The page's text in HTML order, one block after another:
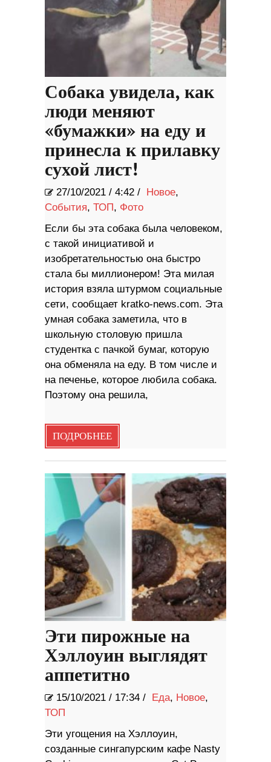
Собака увидела, как
люди меняют
«бумажки» на еду и
принесла к прилавку
сухой лист!
27/10/2021 / 4:42 / Новое,
События, ТОП, Фото
Если бы эта собака была человеком,
с такой инициативой и
изобретательностью она быстро
стала бы миллионером! Эта милая
история взяла штурмом социальные
сети, сообщает kratko-news.com. Эта
умная собака заметила, что в
школьную столовую пришла
студентка с пачкой бумаг, которую
она обменяла на еду. В том числе и
на печенье, которое любила собака.
Поэтому она решила,
ПОДРОБНЕЕ
Эти пирожные на
Хэллоуин выглядят
аппетитно
15/10/2021 / 17:34 / Еда, Новое,
ТОП
Эти угощения на Хэллоуин,
созданные сингапурским кафе Nasty